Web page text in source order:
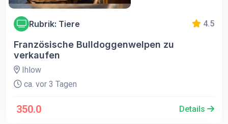
Rubrik: Tiere 4.5
Französische Bulldoggenwelpen zu
verkaufen
Ihlow
ca. vor 3 Tagen
350.0 Details